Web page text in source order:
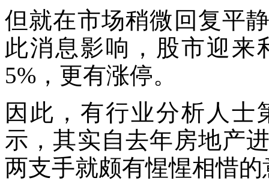
但就在市场稍微回复平
此消息影响，股市迎来
5%，更有涨停。
因此，有行业分析人
示，其实自去年房地产
两支手就颇有惺惺相惜的